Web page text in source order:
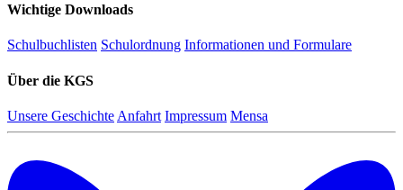
Wichtige Downloads
Schulbuchlisten Schulordnung Informationen und Formulare
Über die KGS
Unsere Geschichte Anfahrt Impressum Mensa